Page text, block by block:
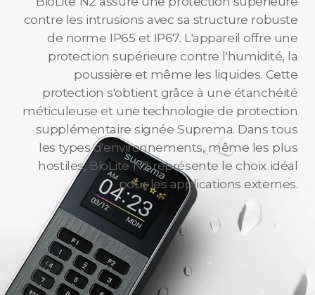
contre les intrusions avec sa structure robuste
de norme IP65 et IP67. L'appareil offre une
protection supérieure contre l'humidité, la
poussière et même les liquides. Cette
protection s'obtient grâce à une étanchéité
méticuleuse et une technologie de protection
supplémentaire signée Suprema. Dans tous
les types d'environnements, même les plus
hostiles, BioLite N2 représente le choix idéal
pour les applications externes.